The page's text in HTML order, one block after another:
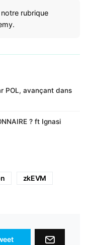
rubrique
POL, avançant dans
? ft Ignasi
zkEVM